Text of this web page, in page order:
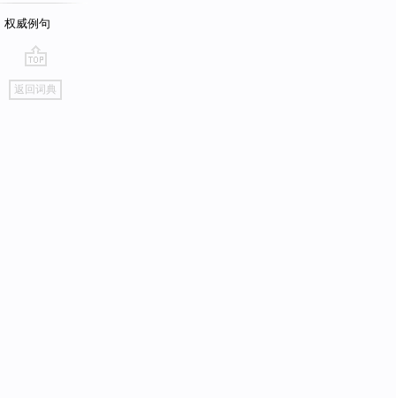
权威例句
go
top
返回词典